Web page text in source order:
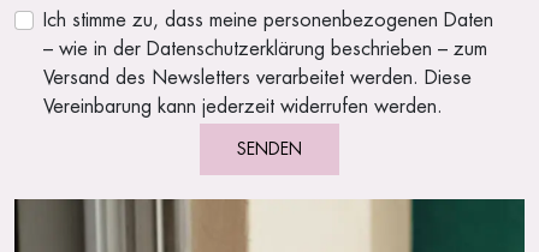
Ich stimme zu, dass meine personenbezogenen Daten
– wie in der Datenschutzerklärung beschrieben – zum
Versand des Newsletters verarbeitet werden. Diese
Vereinbarung kann jederzeit widerrufen werden.
SENDEN